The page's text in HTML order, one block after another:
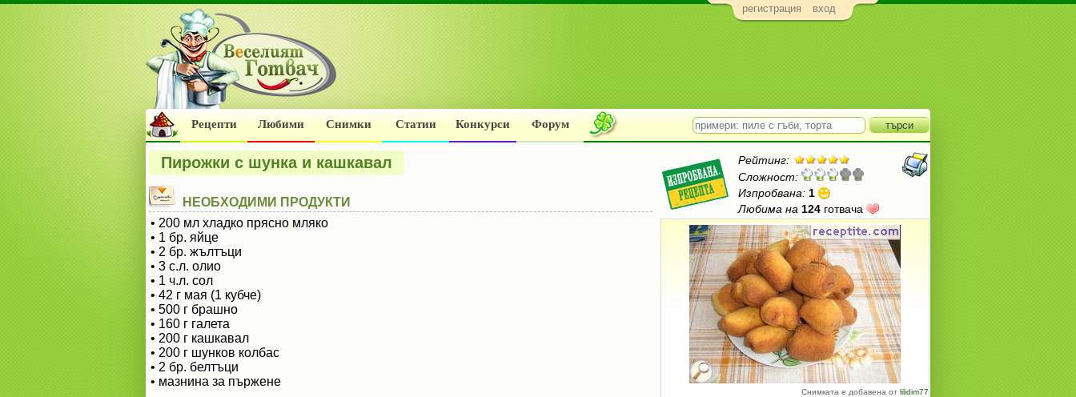
регистрация вход
Рецепти Любими Снимки Статии Конкурси Форум
Пирожки с шунка и кашкавал
Рейтинг:
Сложност:
Изпробвана: 1
Любима на 124 готвача
Снимката е добавена от lilidim77
НЕОБХОДИМИ ПРОДУКТИ
• 200 мл хладко прясно мляко
• 1 бр. яйце
• 2 бр. жълтъци
• 3 с.л. олио
• 1 ч.л. сол
• 42 г мая (1 кубче)
• 500 г брашно
• 160 г галета
• 200 г кашкавал
• 200 г шунков колбас
• 2 бр. белтъци
• мазнина за пържене